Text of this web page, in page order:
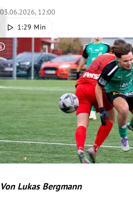
Untermenü
Untermenü
Untermenü
Untermenü
Untermenü
Untermenü
Untermenü
Untermenü
03.06.2026, 12:00
1:29 Min
Copyright-Hinweis öffnen/schließen
Von Lukas Bergmann